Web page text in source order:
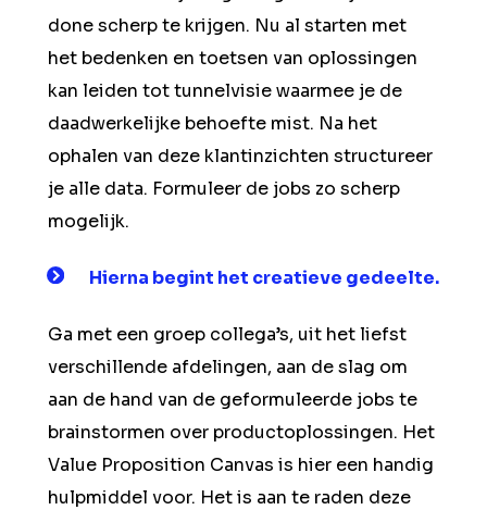
done scherp te krijgen. Nu al starten met
het bedenken en toetsen van oplossingen
kan leiden tot tunnelvisie waarmee je de
daadwerkelijke behoefte mist. Na het
ophalen van deze klantinzichten structureer
je alle data. Formuleer de jobs zo scherp
mogelijk.
Hierna begint het creatieve gedeelte.
Ga met een groep collega’s, uit het liefst
verschillende afdelingen, aan de slag om
aan de hand van de geformuleerde jobs te
brainstormen over productoplossingen. Het
Value Proposition Canvas is hier een handig
hulpmiddel voor. Het is aan te raden deze